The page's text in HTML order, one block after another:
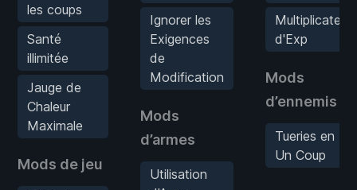
les coups
Santé
illimitée
Jauge de
Chaleur
Maximale
Mods de jeu
Ignorer les
Exigences
de
Modification
Mods
d’armes
Utilisation
Multiplicateur
d'Exp
Mods
d’ennemis
Tueries en
Un Coup